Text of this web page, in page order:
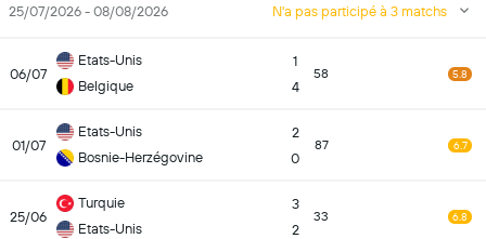
25/07/2026 - 08/08/2026 N'a pas participé à 3 matchs
06/07
Etats-Unis
Belgique
1
4
58 5.8
01/07
Etats-Unis
Bosnie-Herzégovine
2
0
87 6.7
25/06
Turquie
Etats-Unis
3
2
33 6.8